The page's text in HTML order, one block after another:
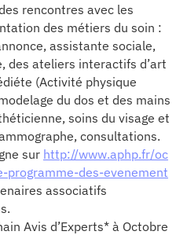
rencontres avec les
des métiers du soin :
assistante sociale,
des ateliers interactifs d’art
(Activité physique
du dos et des mains
soins du visage et
consultations.
sur http://www.aphp.fr/oc
des-evenement
associatifs
Avis d’Experts* à Octobre